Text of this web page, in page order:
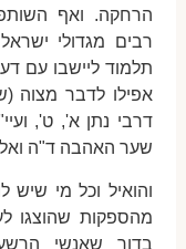
הרחקה. ואף
רבים מגדולי
תלמוד ליישבו עם
אפילו לדבר
דרבי נתן א', ט',
שער האהבה ד"ה
והואיל וכל מי
מהספקות שהוצגו
בדור שאנשי